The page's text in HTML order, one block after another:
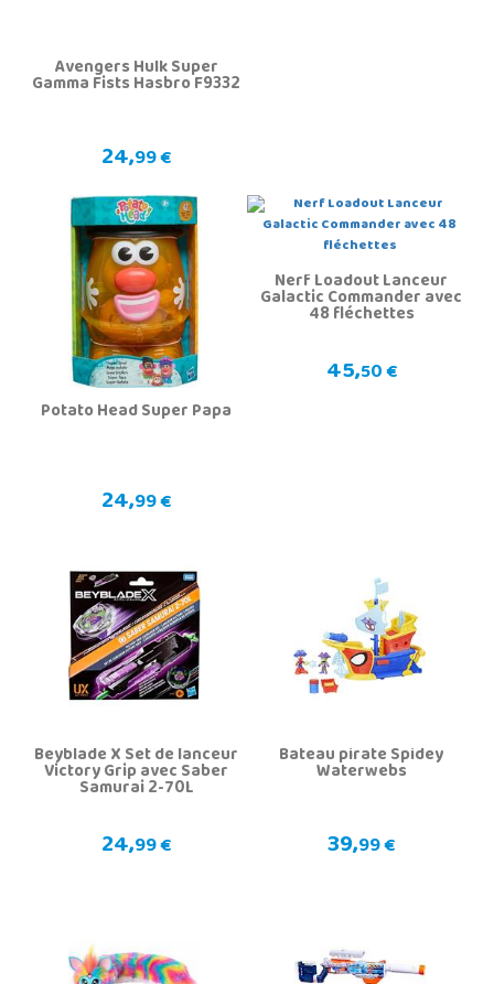
Avengers Hulk Super
Gamma Fists Hasbro F9332
24,99 €
Potato Head Super Papa
24,99 €
Nerf Loadout Lanceur
Galactic Commander avec
48 fléchettes
45,50 €
Beyblade X Set de lanceur
Victory Grip avec Saber
Samurai 2-70L
24,99 €
Bateau pirate Spidey
Waterwebs
39,99 €